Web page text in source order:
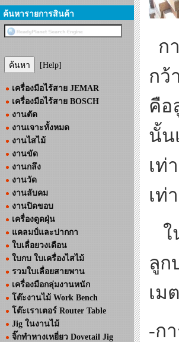
ค้นหารายการสินค้า
[Help]
เครื่องมือไร้สาย JEMAR
เครื่องมือไร้สาย BOSCH
งานตัด
งานเจาะทั้งหมด
งานไสไม้
งานขัด
งานกลึง
งานวัด
งานลับคม
งานปิดขอบ
เครื่องดูดฝุ่น
แคลมป์และปากกา
ใบเลื่อยวงเดือน
ใบกบ ใบเครื่องไสไม้
รวมใบเลื่อยสายพาน
เครื่องมือกลุ่มงานหนัก
โต๊ะงานไม้ Work Bench
โต๊ะเราเตอร์ Router Table
Jig ในงานไม้
จิ๊กทำหางเหยี่ยว Dovetail Jig
ก
กว้
คือ
นั้น
เท่
เท่
ใ
ลูก
เม
-ก